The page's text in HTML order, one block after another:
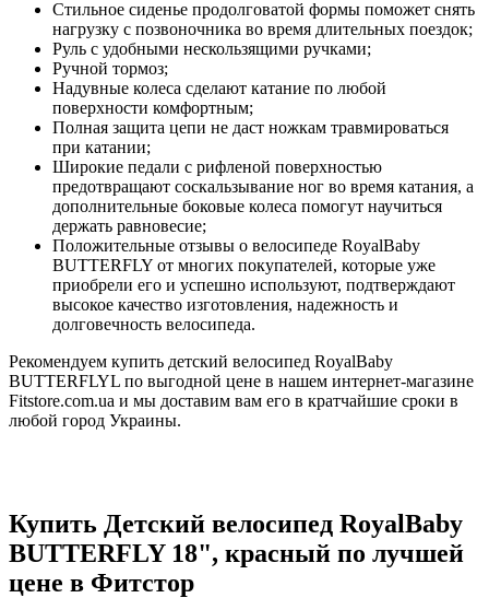
Стильное сиденье продолговатой формы поможет снять
нагрузку с позвоночника во время длительных поездок;
Руль с удобными нескользящими ручками;
Ручной тормоз;
Надувные колеса сделают катание по любой
поверхности комфортным;
Полная защита цепи не даст ножкам травмироваться
при катании;
Широкие педали с рифленой поверхностью
предотвращают соскальзывание ног во время катания, а
дополнительные боковые колеса помогут научиться
держать равновесие;
Положительные отзывы о велосипеде RoyalBaby
BUTTERFLY от многих покупателей, которые уже
приобрели его и успешно используют, подтверждают
высокое качество изготовления, надежность и
долговечность велосипеда.
Рекомендуем купить детский велосипед RoyalBaby
BUTTERFLYL по выгодной цене в нашем интернет-магазине
Fitstore.com.ua и мы доставим вам его в кратчайшие сроки в
любой город Украины.
Купить Детский велосипед RoyalBaby
BUTTERFLY 18", красный по лучшей
цене в Фитстор